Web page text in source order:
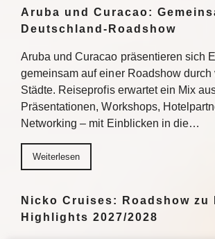
Aruba und Curacao:
Deutschland-Roadshow
Aruba und Curacao präsentieren sich
gemeinsam auf einer Roadshow durch
Städte. Reiseprofis erwartet ein Mix
Präsentationen, Workshops,
Networking – mit Einblicken in die…
Weiterlesen
Nicko Cruises: Roadshow zu
Highlights 2027/2028